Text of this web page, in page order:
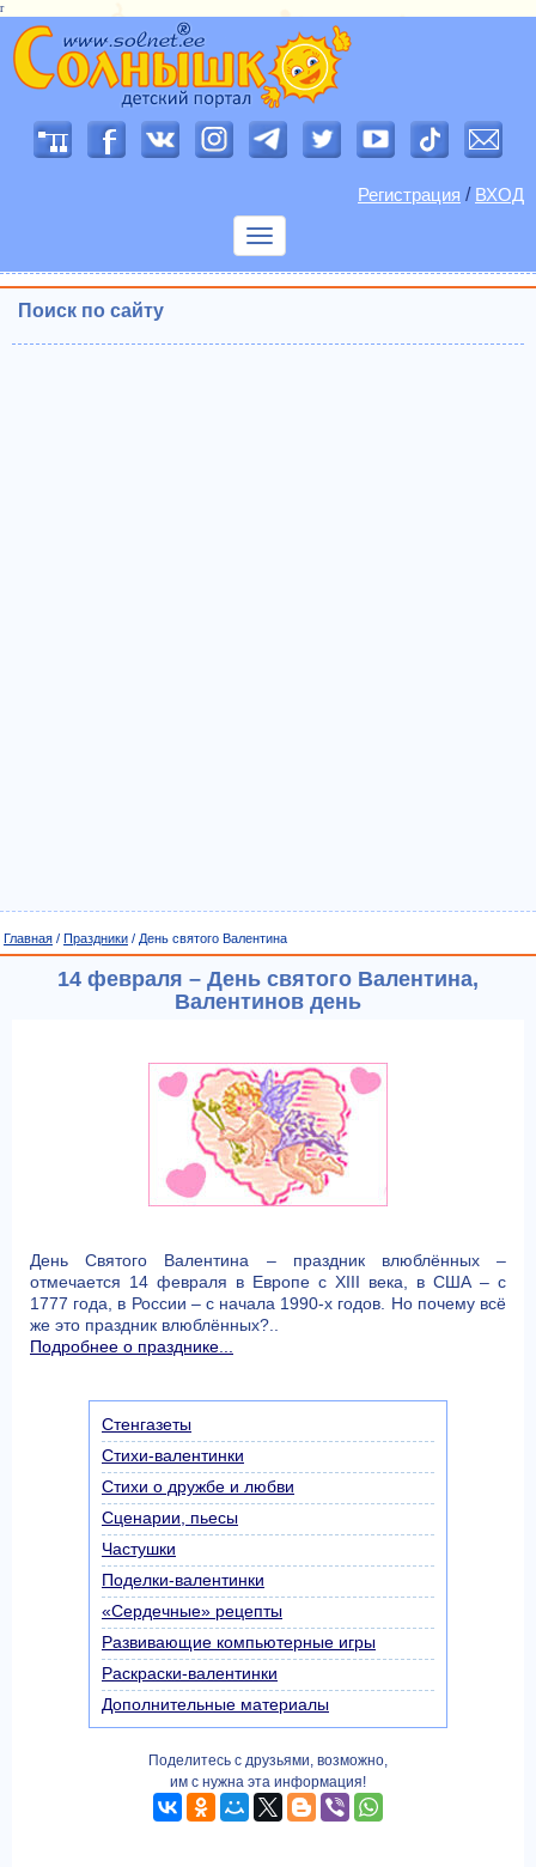
r
Регистрация / ВХОД
Показать
Поиск по сайту
Главная / Праздники / День святого Валентина
14 февраля – День святого Валентина,
Валентинов день
День Cвятого Валентина – праздник влюблённых –
отмечается 14 февраля в Европе с XIII века, в США – с
1777 года, в России – с начала 1990-х годов. Но почему всё
же это праздник влюблённых?..
Подробнее о празднике...
Стенгазеты
Стихи-валентинки
Стихи о дружбе и любви
Сценарии, пьесы
Частушки
Поделки-валентинки
«Cердечные» рецепты
Развивающие компьютерные игры
Раскраски-валентинки
Дополнительные материалы
Поделитесь с друзьями, возможно,
им с нужна эта информация!